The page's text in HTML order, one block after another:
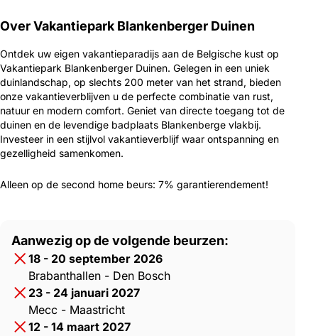
Over Vakantiepark Blankenberger Duinen
Ontdek uw eigen vakantieparadijs aan de Belgische kust op
Vakantiepark Blankenberger Duinen. Gelegen in een uniek
duinlandschap, op slechts 200 meter van het strand, bieden
onze vakantieverblijven u de perfecte combinatie van rust,
natuur en modern comfort. Geniet van directe toegang tot de
duinen en de levendige badplaats Blankenberge vlakbij.
Investeer in een stijlvol vakantieverblijf waar ontspanning en
gezelligheid samenkomen.
Alleen op de second home beurs: 7% garantierendement!
Aanwezig op de volgende beurzen:
18 - 20 september 2026
Brabanthallen - Den Bosch
23 - 24 januari 2027
Mecc - Maastricht
12 - 14 maart 2027